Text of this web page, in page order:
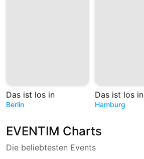
Das ist los in
Berlin
Das ist los in
Hamburg
EVENTIM Charts
Die beliebtesten Events